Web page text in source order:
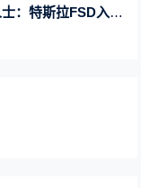
拉FSD入华尚未获批